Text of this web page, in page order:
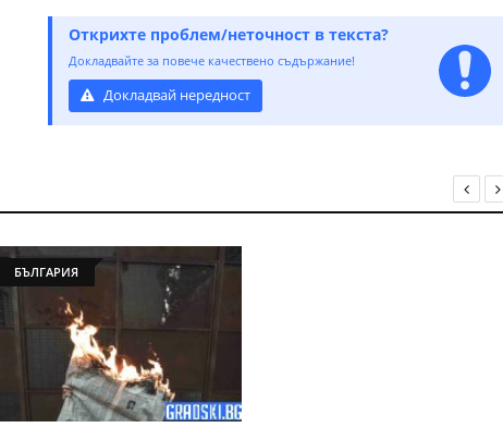
Открихте проблем/неточност в текста?
Докладвайте за повече качествено съдържание!
Докладвай нередност
БЪЛГАРИЯ